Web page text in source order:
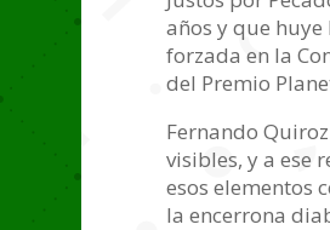
años y que
forzada en la
del Premio
Fernando
visibles, y a ese
esos elementos
la encerrona